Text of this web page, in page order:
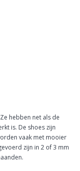
hebben net als de
is. De shoes zijn
vaak met mooier
zijn in 2 of 3 mm